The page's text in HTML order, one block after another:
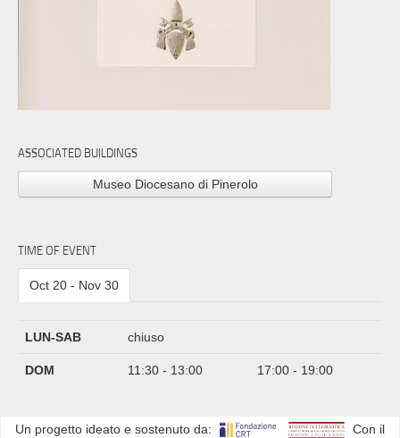
ASSOCIATED BUILDINGS
Museo Diocesano di Pinerolo
TIME OF EVENT
Oct 20 - Nov 30
LUN-SAB chiuso
DOM 11:30 - 13:00 17:00 - 19:00
Un progetto ideato e sostenuto da: Con il